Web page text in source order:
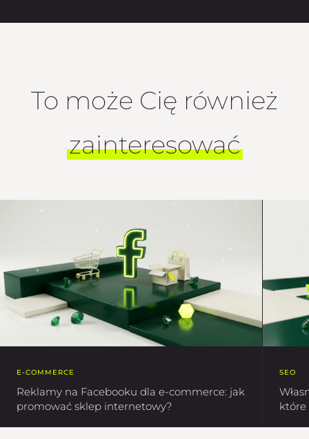
To może Cię również
zainteresować
E-COMMERCE
Reklamy na Facebooku dla e-commerce: jak
promować sklep internetowy?
SEO
które